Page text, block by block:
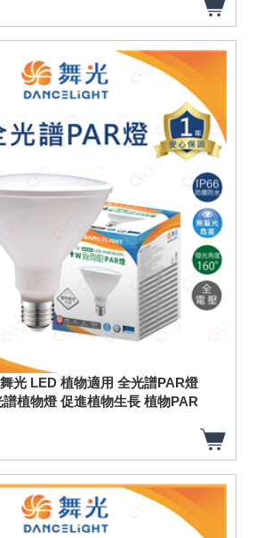
光 LED 植物適用 全光譜PAR燈
植物燈 促進植物生長 植物PAR